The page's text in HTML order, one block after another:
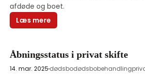
afdøde og boet.
Læs mere
Åbningsstatus i privat skifte
14. mar. 2025 dødsbodødsbobehandling